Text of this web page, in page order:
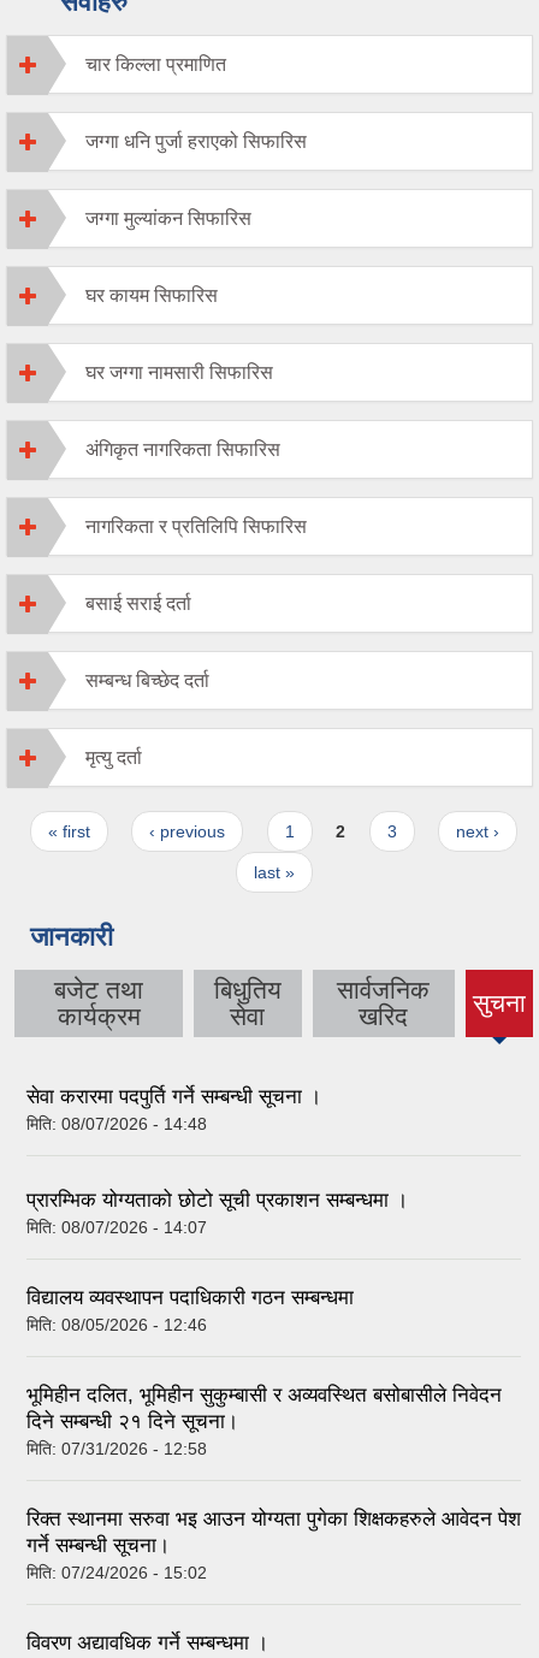
चार किल्ला प्रमाणित
जग्गा धनि पुर्जा हराएको सिफारिस
जग्गा मुल्यांकन सिफारिस
घर कायम सिफारिस
घर जग्गा नामसारी सिफारिस
अंगिकृत नागरिकता सिफारिस
नागरिकता र प्रतिलिपि सिफारिस
बसाई सराई दर्ता
सम्बन्ध बिच्छेद दर्ता
मृत्यु दर्ता
Pages
« first ‹ previous 1 2 3 next ›
last »
जानकारी
बजेट तथा
कार्यक्रम
बिधुतिय
सेवा
सार्वजनिक
खरिद
सुचना
(active
tab)
सेवा करारमा पदपुर्ति गर्ने सम्बन्धी सूचना ।
मिति: 08/07/2026 - 14:48
प्रारम्भिक योग्यताको छोटो सूची प्रकाशन सम्बन्धमा ।
मिति: 08/07/2026 - 14:07
विद्यालय व्यवस्थापन पदाधिकारी गठन सम्बन्धमा
मिति: 08/05/2026 - 12:46
भूमिहीन दलित, भूमिहीन सुकुम्बासी र अव्यवस्थित बसोबासीले निवेदन
दिने सम्बन्धी २१ दिने सूचना।
मिति: 07/31/2026 - 12:58
रिक्त स्थानमा सरुवा भइ आउन योग्यता पुगेका शिक्षकहरुले आवेदन पेश
गर्ने सम्बन्धी सूचना।
मिति: 07/24/2026 - 15:02
विवरण अद्यावधिक गर्ने सम्बन्धमा ।